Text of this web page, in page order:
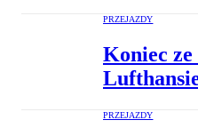
PRZEJAZDY
Koniec
PRZEJAZDY